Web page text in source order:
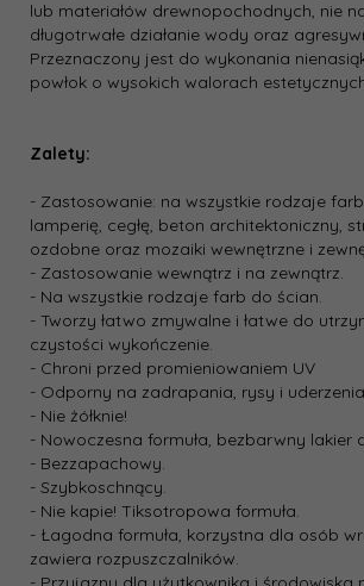
lub materiałów drewnopochodnych, nie
długotrwałe działanie wody oraz
Przeznaczony jest do wykonania
powłok o wysokich walorach
Zalety:
- Zastosowanie: na wszystkie rodzaje
lamperię, cegłę, beton architektoniczny,
ozdobne oraz mozaiki wewnętrzne i
- Zastosowanie wewnątrz i na zewnątrz.
- Na wszystkie rodzaje farb do ścian.
- Tworzy łatwo zmywalne i łatwe do
czystości wykończenie.
- Chroni przed promieniowaniem UV
- Odporny na zadrapania, rysy i
- Nie żółknie!
- Nowoczesna formuła, bezbarwny lakier
- Bezzapachowy.
- Szybkoschnący.
- Nie kapie! Tiksotropowa formuła.
- Łagodna formuła, korzystna dla osób
zawiera rozpuszczalników.